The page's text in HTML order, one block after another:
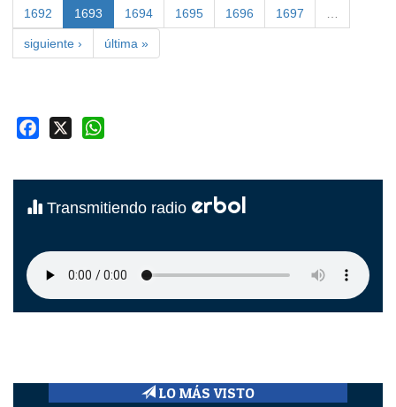
1692 1693 1694 1695 1696 1697
siguiente › última »
Facebook
Transmitiendo radio erbol
LO MÁS VISTO